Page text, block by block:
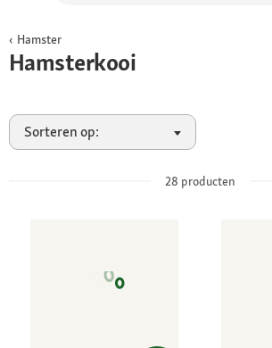
Hamster
Hamsterkooi
Sorteren op:
28 producten